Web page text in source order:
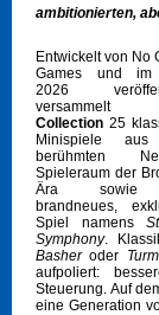
ambitionierten,
Entwickelt von No
Games und im
2026
Collection 25
Minispiele
berühmten
Spieleraum der
Ära sowie
brandneues,
Spiel namens
Symphony.
Basheroder
aufpoliert:
Steuerung. Auf
eine Generation